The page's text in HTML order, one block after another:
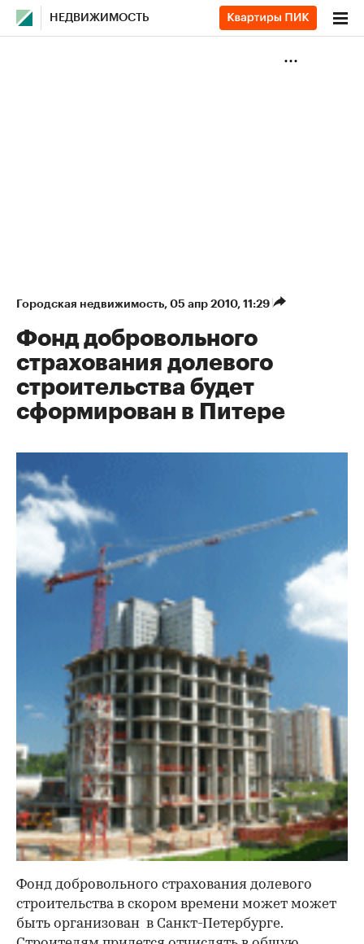
НЕДВИЖИМОСТЬ
Городская недвижимость⁠, 05 апр 2010, 11:29
Фонд добровольного
страхования долевого
строительства будет
сформирован в Питере
Фонд добровольного страхования долевого
строительства в скором времени может может
быть организован в Санкт-Петербурге.